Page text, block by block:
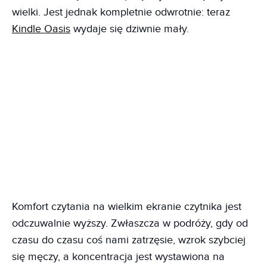
wielki. Jest jednak kompletnie odwrotnie: teraz
Kindle Oasis wydaje się dziwnie mały.
Komfort czytania na wielkim ekranie czytnika jest
odczuwalnie wyższy. Zwłaszcza w podróży, gdy od
czasu do czasu coś nami zatrzęsie, wzrok szybciej
się męczy, a koncentracja jest wystawiona na